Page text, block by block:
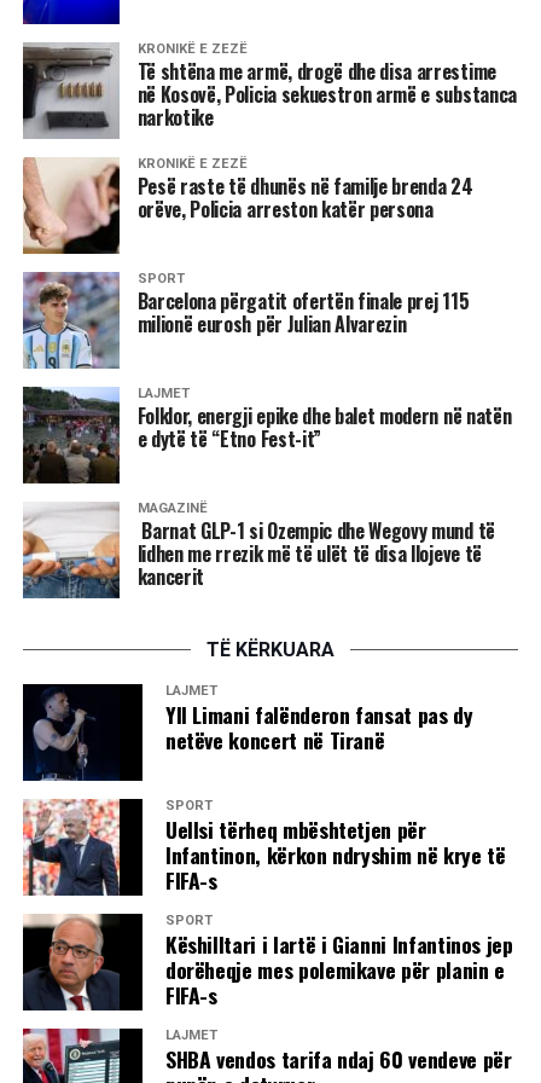
Perëndimore po i kushtojnë rëndësi të veçantë
bombardimeve të NATO-s ndaj pozicioneve të serbëve të
Bosnjës.
6 gusht 1997
U shpallën fituesit e Çmimit Letrar Kombëtar
Dje në Tiranë u zhvillua ceremonia e ndarjes së çmimeve
të Konkursit Letrar Kombëtar për botimet e vitit 1996.
Kryetari i jurisë së këtij konkursi ishte dr. Aurel Plasari. Me
çmimin për prozën e gjatë më të mirë të vitit 1996 u
vlerësua shkrimtari Zija Çela për romanin “Monedha e
dashurisë”, për poezinë Frederik Rreshpja me
përmbledhjen “Lirika të zgjedhura” dhe për tregime Faruk
Myrtaj me librin “Nudo zyrtare”. Libri më i mirë i përkthyer
nga letërsia e huaj u cilësua “Obelisku” i autorit gjerman
Erih Maria Remark, i shqipëruar nga Robert Shvarci.
Çmimet për librat e parë në poezi dhe prozë i fituan
Kombëtar është 150-200 mijë lekë të rinj.
Më pas, studiuesi Ramadan Musliu, anëtar i jurisë, foli për
rrjedhat e letërsisë shqipe të viteve 90-të, duke
evidencuar veçoritë dhe prirjet karakteristike të saj, të
shfaqura kryesisht në fushën e koncepsioneve dhe të
teknikave letrare.
Ndërsa, aktorë të teatrit recituan pjesë nga krijimtaria më e
mirë e paraqitur në këtë konkurs të ilustruara me muzikë të
zgjedhur, njofton “Bujku”.
KRONIKË E ZEZË
Të shtëna me armë, drogë dhe disa arrestime
në Kosovë, Policia sekuestron armë e substanca
narkotike
KRONIKË E ZEZË
Pesë raste të dhunës në familje brenda 24
orëve, Policia arreston katër persona
SPORT
Barcelona përgatit ofertën finale prej 115
milionë eurosh për Julian Alvarezin
LAJMET
Folklor, energji epike dhe balet modern në natën
e dytë të “Etno Fest-it”
MAGAZINË
Barnat GLP-1 si Ozempic dhe Wegovy mund të
lidhen me rrezik më të ulët të disa llojeve të
kancerit
TË KËRKUARA
LAJMET
Yll Limani falënderon fansat pas dy
netëve koncert në Tiranë
SPORT
Uellsi tërheq mbështetjen për
Infantinon, kërkon ndryshim në krye të
FIFA-s
SPORT
Këshilltari i lartë i Gianni Infantinos jep
dorëheqje mes polemikave për planin e
FIFA-s
LAJMET
SHBA vendos tarifa ndaj 60 vendeve për